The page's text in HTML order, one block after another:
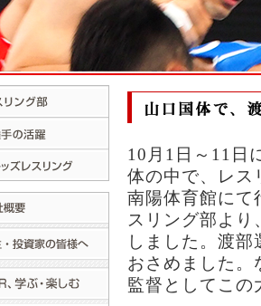
10月1日～11日
体の中で、レス
南陽体育館にて
スリング部より
しました。渡
おさめました。
監督としてこの